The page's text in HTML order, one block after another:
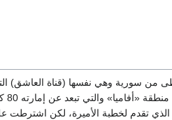
مياه رومانية عمرها 2000 سنة في المنطقة الوسطى من سورية وهي
تقدم لخطبة الأميرة، لكن اشترطت